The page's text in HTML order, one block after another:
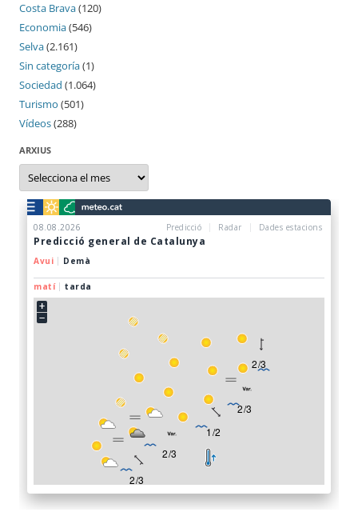
Costa Brava(120)
Economia(546)
Selva(2.161)
Sin categoría(1)
Sociedad (1.064)
Turismo (501)
Vídeos(288)
ARXIUS
Arxius